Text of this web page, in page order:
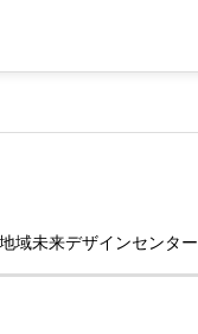
域未来デザインセンター